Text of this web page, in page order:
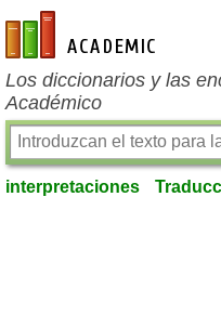
es-academic.com
Los diccionarios y las
Académico
interpretaciones